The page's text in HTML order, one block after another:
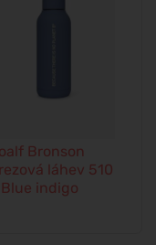
Bronson
láhev 510
indigo